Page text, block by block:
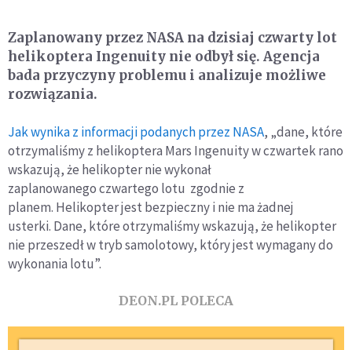
Zaplanowany przez NASA na dzisiaj czwarty lot
helikoptera Ingenuity nie odbył się. Agencja
bada przyczyny problemu i analizuje możliwe
rozwiązania.
Jak wynika z informacji podanych przez NASA, „dane, które
otrzymaliśmy z helikoptera Mars Ingenuity w czwartek rano
wskazują, że helikopter nie wykonał
zaplanowanego czwartego lotu zgodnie z
planem. Helikopter jest bezpieczny i nie ma żadnej
usterki. Dane, które otrzymaliśmy wskazują, że helikopter
nie przeszedł w tryb samolotowy, który jest wymagany do
wykonania lotu”.
DEON.PL POLECA